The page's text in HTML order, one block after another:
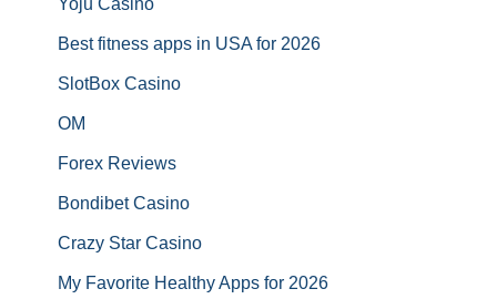
Best fitness apps in USA for 2026
SlotBox Casino
OM
Forex Reviews
Bondibet Casino
Crazy Star Casino
My Favorite Healthy Apps for 2026